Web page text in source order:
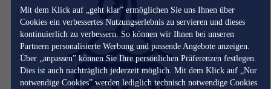
Mit dem Klick auf „geht klar” ermöglichen Sie uns Ihnen über
Cookies ein verbessertes Nutzungserlebnis zu servieren und dieses
kontinuierlich zu verbessern. So können wir Ihnen bei unseren
Partnern personalisierte Werbung und passende Angebote anzeigen.
Über „anpassen” können Sie Ihre persönlichen Präferenzen festlegen.
Dies ist auch nachträglich jederzeit möglich. Mit dem Klick auf „Nur
notwendige Cookies” werden lediglich technisch notwendige Cookies
Reise